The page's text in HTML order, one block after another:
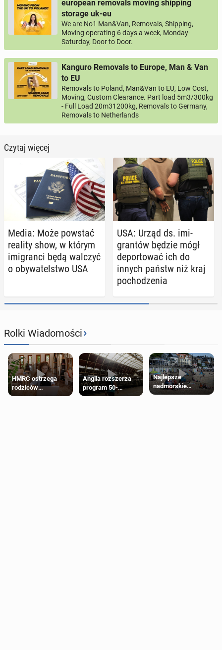
european removals moving shipping
storage uk-eu
We are No1 Man&Van, Removals, Shipping,
Moving operating 6 days a week, Monday-
Saturday, Door to Door.
Kanguro Removals to Europe, Man & Van
to EU
Removals to Poland, Man&Van to EU, Low Cost,
Moving, Custom Clearance. Part load 5m3/300kg
- Full Load 20m31200kg, Removals to Germany,
Removals to Netherlands
Czytaj więcej
Media: Może powstać
reality show, w którym
imi­gran­ci będą walczyć
o oby­wa­tel­stwo USA
USA: Urząd ds. imi­
gran­tów będzie mógł
de­por­to­wać ich do
innych państw niż kraj
po­cho­dze­nia
Rolki Wiadomości›
HMRC ostrzega
rodziców
pobierających Child
Anglia rozszerza
program 50-
procentowych
Najlepsze
nadmorskie
miasteczko blisko